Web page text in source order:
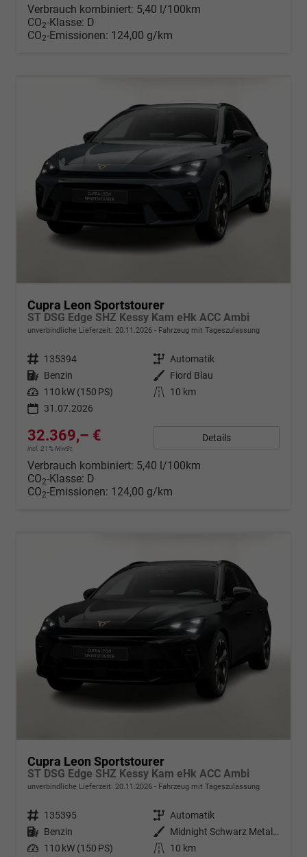
Verbrauch kombiniert: 5,40 l/100km
CO2-Klasse: D
CO2-Emissionen: 124,00 g/km
Cupra Leon Sportstourer
ST DSG Edge SHZ Kessy Kam eHk ACC Ambi
unverbindliche Lieferzeit: 20.11.2026 Fahrzeug mit Tageszulassung
Fahrzeugnr. 135394 Getriebe Automatik
Kraftstoff Benzin Außenfarbe Fiord Blau
Leistung 110 kW (150 PS) Kilometerstand
10 km
31.07.2026
32.369,– €
incl. 21% MwSt.
Details
Verbrauch kombiniert: 5,40 l/100km
CO2-Klasse: D
CO2-Emissionen: 124,00 g/km
Cupra Leon Sportstourer
ST DSG Edge SHZ Kessy Kam eHk ACC Ambi
unverbindliche Lieferzeit: 20.11.2026 Fahrzeug mit Tageszulassung
Fahrzeugnr. 135395 Getriebe Automatik
Kraftstoff Benzin Außenfarbe
Midnight Schwarz Metallic
Leistung 110 kW (150 PS) Kilometerstand
10 km